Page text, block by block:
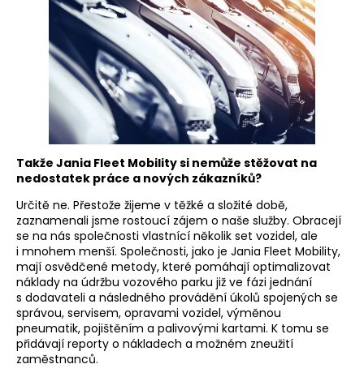
Takže Jania Fleet Mobility si nemůže stěžovat na
nedostatek práce a nových zákazníků?
Určitě ne. Přestože žijeme v těžké a složité době,
zaznamenali jsme rostoucí zájem o naše služby. Obracejí
se na nás společnosti vlastnící několik set vozidel, ale
i mnohem menší. Společnosti, jako je Jania Fleet Mobility,
mají osvědčené metody, které pomáhají optimalizovat
náklady na údržbu vozového parku již ve fázi jednání
s dodavateli a následného provádění úkolů spojených se
správou, servisem, opravami vozidel, výměnou
pneumatik, pojištěním a palivovými kartami. K tomu se
přidávají reporty o nákladech a možném zneužití
zaměstnanců.